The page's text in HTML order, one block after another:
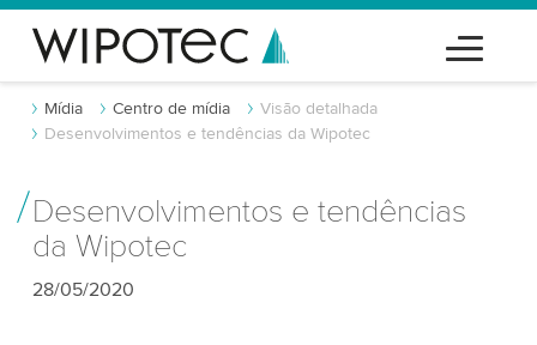
Mídia Centro de mídia
Visão detalhada
Desenvolvimentos e tendências da Wipotec
Desenvolvimentos e tendências
da Wipotec
28/05/2020